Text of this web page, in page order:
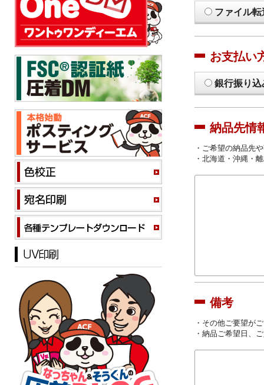
ファイル
お支払い
銀行振り込
納品先情
・ご希望の納品先
・北海道・沖縄・
備考
・その他ご要望が
・納品ご希望日、